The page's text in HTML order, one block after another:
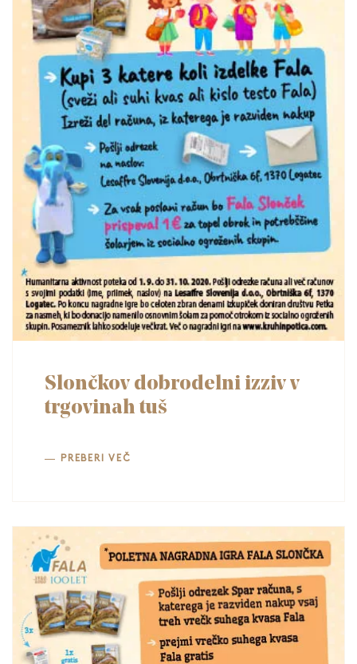
Slončkov dobrodelni izziv v
trgovinah tuš
PREBERI VEČ